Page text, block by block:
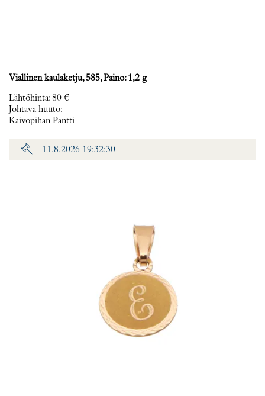
Viallinen kaulaketju, 585, Paino: 1,2 g
Lähtöhinta:80 €
Johtava huuto:-
Kaivopihan Pantti
11.8.2026 19:32:30